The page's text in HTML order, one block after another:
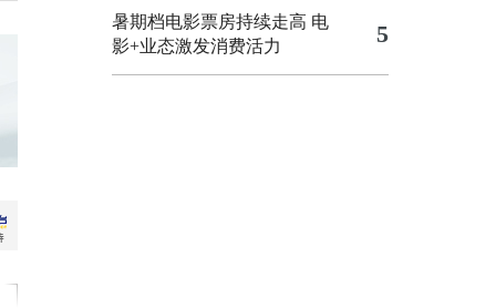
暑期档电影票房持续走高 电
影+业态激发消费活力
5